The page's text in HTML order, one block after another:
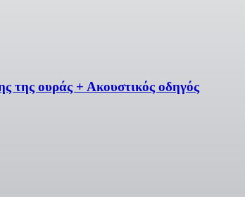
της ουράς + Ακουστικός οδηγός